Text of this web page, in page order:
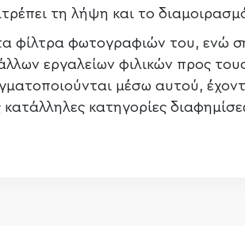
τη λήψη και το
φίλτρα φωτογραφιών του, ενώ
εργαλείων φιλικών προς
μέσω αυτού,
κατηγορίες